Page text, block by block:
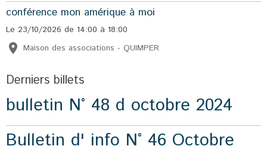
conférence mon amérique à moi
Le 23/10/2026 de 14:00 à 18:00
Maison des associations - QUIMPER
Derniers billets
bulletin N° 48 d octobre 2024
Bulletin d' info N° 46 Octobre